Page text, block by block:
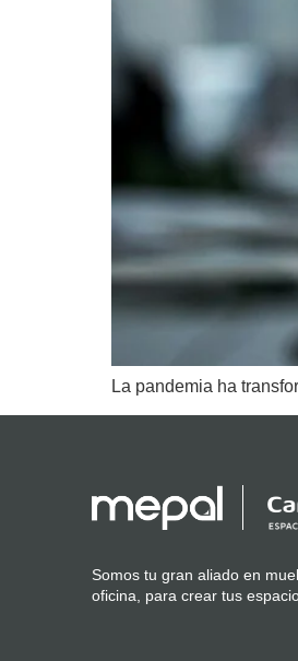
La pandemia ha
Somos tu gran aliado en
oficina, para crear tus